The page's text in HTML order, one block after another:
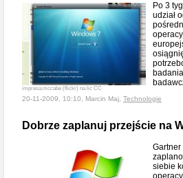
impresa.mccabe (flickr) na lic CC
Po 3
udział
20-11-2009, 10:10, Marcin Maj, Technologie
Dobrze zaplanuj przejście na
Gartner
siebie